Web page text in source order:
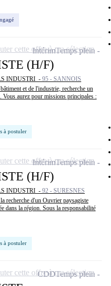
(H/F)
INDUSTRI - 95 - SANNOIS
et de l'industrie, recherche un
Vous aurez pour missions principales :
à postuler
IntérimTemps plein
cette offre à ma sélection
(H/F)
INDUSTRI - 92 - SURESNES
recherche d'un Ouvrier paysagiste
dans la région. Sous la responsabilité
à postuler
IntérimTemps plein
cette offre à ma sélection
CDDTemps plein
cette offre à ma sélection